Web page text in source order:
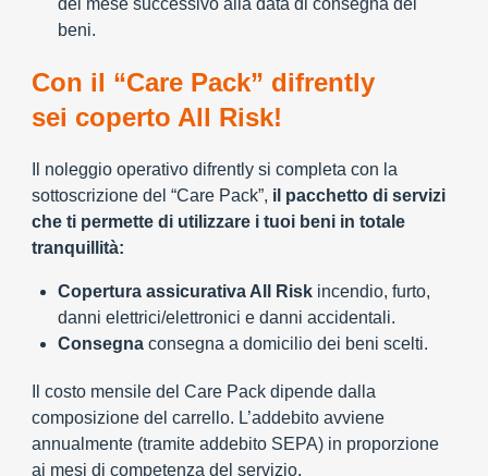
del mese successivo alla data di consegna dei
beni.
Con il “Care Pack” difrently
sei coperto All Risk!
Il noleggio operativo difrently si completa con la
sottoscrizione del “Care Pack”, il pacchetto di servizi
che ti permette di utilizzare i tuoi beni in totale
tranquillità:
Copertura assicurativa All Risk incendio, furto,
danni elettrici/elettronici e danni accidentali.
Consegna consegna a domicilio dei beni scelti.
Il costo mensile del Care Pack dipende dalla
composizione del carrello. L’addebito avviene
annualmente (tramite addebito SEPA) in proporzione
ai mesi di competenza del servizio.